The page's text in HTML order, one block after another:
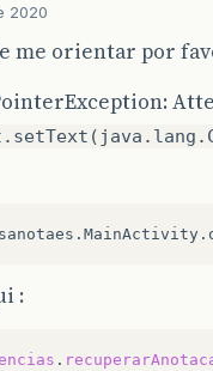
2020
me orientar por
:
.